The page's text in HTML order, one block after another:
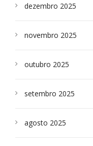
dezembro 2025
novembro 2025
outubro 2025
setembro 2025
agosto 2025